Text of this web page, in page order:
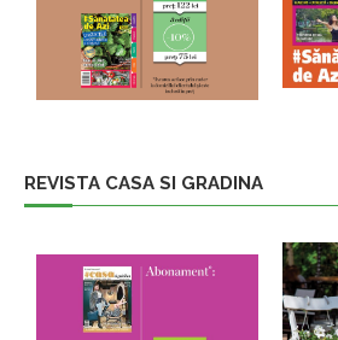
REVISTA CASA SI GRADINA